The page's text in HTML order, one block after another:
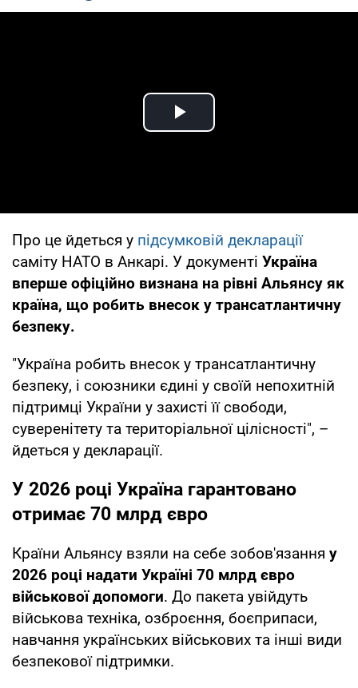
Play Video
Про це йдеться у підсумковій декларації
саміту НАТО в Анкарі. У документі Україна
вперше офіційно визнана на рівні Альянсу як
країна, що робить внесок у трансатлантичну
безпеку.
"Україна робить внесок у трансатлантичну
безпеку, і союзники єдині у своїй непохитній
підтримці України у захисті її свободи,
суверенітету та територіальної цілісності", –
йдеться у декларації.
У 2026 році Україна гарантовано
отримає 70 млрд євро
Країни Альянсу взяли на себе зобов'язання у
2026 році надати Україні 70 млрд євро
військової допомоги. До пакета увійдуть
військова техніка, озброєння, боєприпаси,
навчання українських військових та інші види
безпекової підтримки.